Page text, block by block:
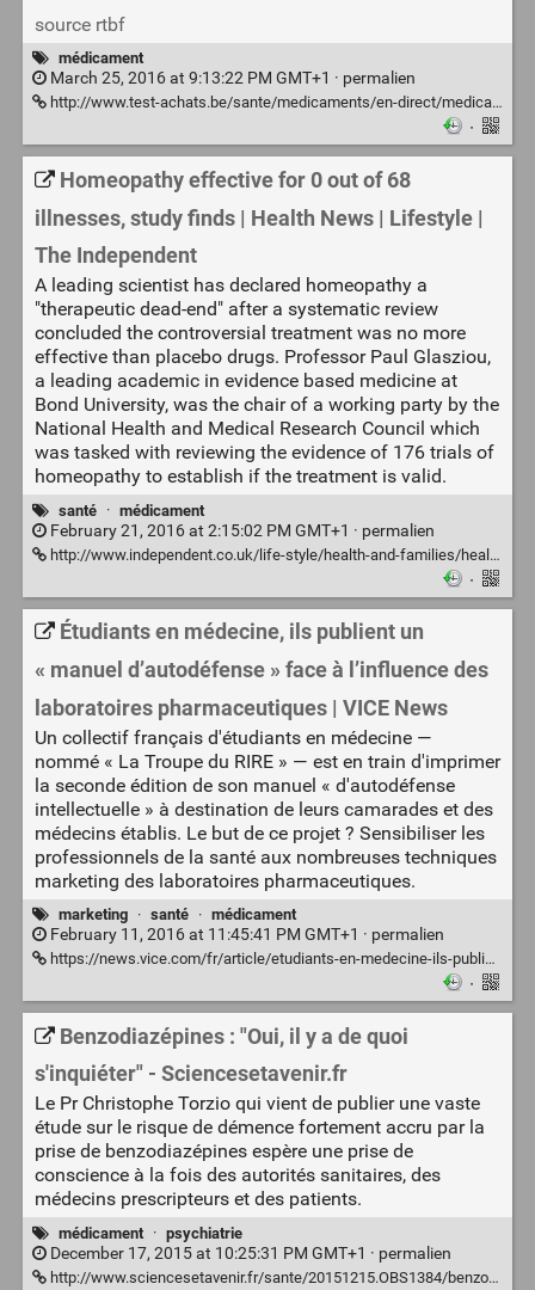
source rtbf
médicament
March 25, 2016 at 9:13:22 PM GMT+1 · permalien
http://www.test-achats.be/sante/medicaments/en-direct/medicaments-sachez-ce-que-vous-prenez/2
·
Homeopathy effective for 0 out of 68
illnesses, study finds | Health News | Lifestyle |
The Independent
A leading scientist has declared homeopathy a
"therapeutic dead-end" after a systematic review
concluded the controversial treatment was no more
effective than placebo drugs. Professor Paul Glasziou,
a leading academic in evidence based medicine at
Bond University, was the chair of a working party by the
National Health and Medical Research Council which
was tasked with reviewing the evidence of 176 trials of
homeopathy to establish if the treatment is valid.
santé · médicament
February 21, 2016 at 2:15:02 PM GMT+1 · permalien
http://www.independent.co.uk/life-style/health-and-families/health-news/homeopathy-therapeutic-dead-end-systematic-review-no-evidence-it-works-a6884356.html
·
Étudiants en médecine, ils publient un
« manuel d’autodéfense » face à l’influence des
laboratoires pharmaceutiques | VICE News
Un collectif français d'étudiants en médecine —
nommé « La Troupe du RIRE » — est en train d'imprimer
la seconde édition de son manuel « d'autodéfense
intellectuelle » à destination de leurs camarades et des
médecins établis. Le but de ce projet ? Sensibiliser les
professionnels de la santé aux nombreuses techniques
marketing des laboratoires pharmaceutiques.
marketing · santé · médicament
February 11, 2016 at 11:45:41 PM GMT+1 · permalien
https://news.vice.com/fr/article/etudiants-en-medecine-ils-publient-un-manuel-dautodfense-face-linfluence-des-laboratoires-pharmaceutiques
·
Benzodiazépines : "Oui, il y a de quoi
s'inquiéter" - Sciencesetavenir.fr
Le Pr Christophe Torzio qui vient de publier une vaste
étude sur le risque de démence fortement accru par la
prise de benzodiazépines espère une prise de
conscience à la fois des autorités sanitaires, des
médecins prescripteurs et des patients.
médicament · psychiatrie
December 17, 2015 at 10:25:31 PM GMT+1 · permalien
http://www.sciencesetavenir.fr/sante/20151215.OBS1384/benzodiazepines-oui-il-y-a-de-quoi-s-inquieter.html